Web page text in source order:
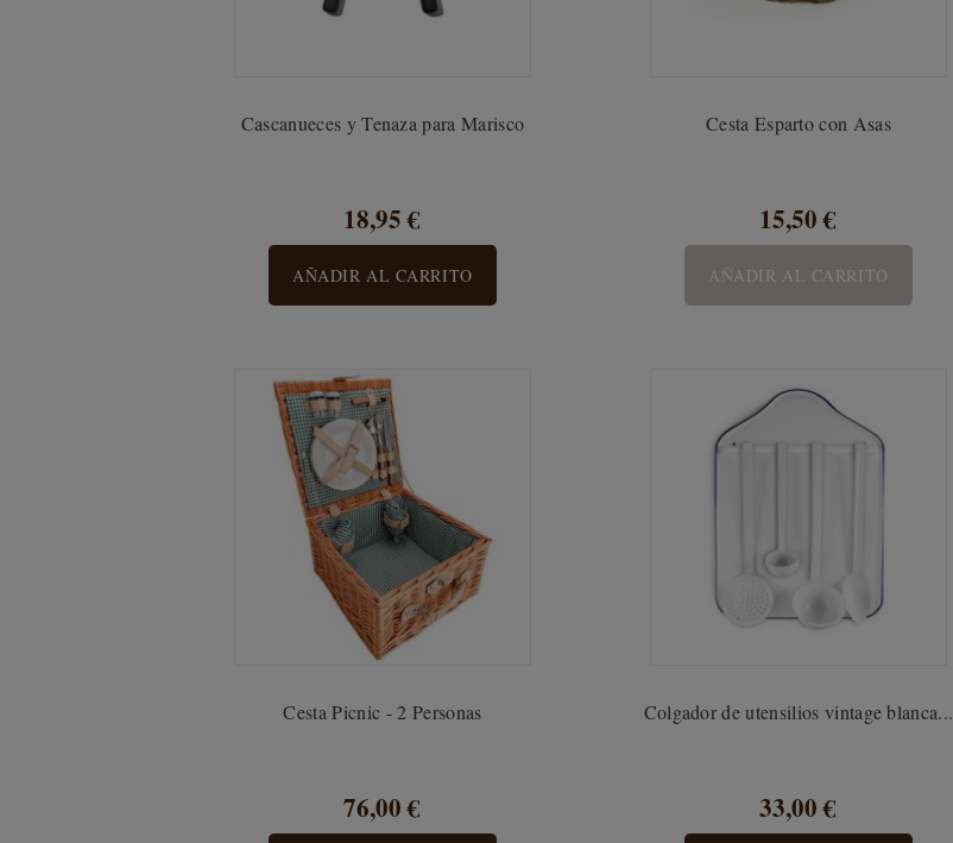
Cascanueces y Tenaza para Marisco
18,95 €
AÑADIR AL CARRITO
Cesta Esparto con Asas
15,50 €
AÑADIR AL CARRITO
Cesta Picnic - 2 Personas
76,00 €
Colgador de utensilios vintage blanca...
33,00 €